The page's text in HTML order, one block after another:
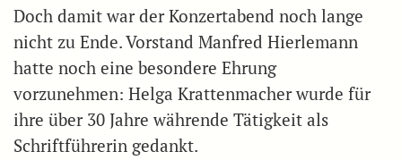
Doch damit war der Konzertabend noch lange
nicht zu Ende. Vorstand Manfred Hierlemann
hatte noch eine besondere Ehrung
vorzunehmen: Helga Krattenmacher wurde für
ihre über 30 Jahre währende Tätigkeit als
Schriftführerin gedankt.